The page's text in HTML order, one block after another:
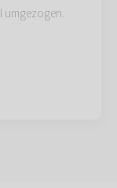
umgezogen.